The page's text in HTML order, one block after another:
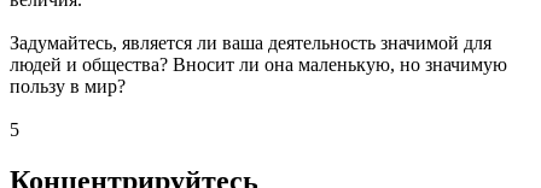
Задумайтесь, является ли ваша деятельность значимой для
людей и общества? Вносит ли она маленькую, но значимую
пользу в мир?
5
Концентрируйтесь